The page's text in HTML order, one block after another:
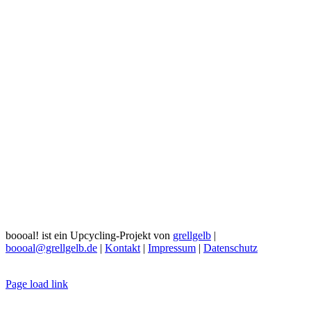
boooal! ist ein Upcycling-Projekt von grellgelb |
boooal@grellgelb.de | Kontakt | Impressum | Datenschutz
Page load link